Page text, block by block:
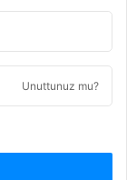
Unuttunuz mu?